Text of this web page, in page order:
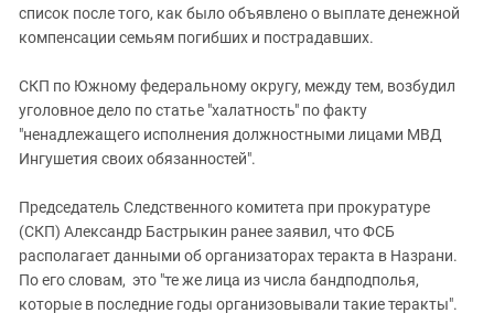
список после того, как было объявлено о выплате денежной
компенсации семьям погибших и пострадавших.
СКП по Южному федеральному округу, между тем, возбудил
уголовное дело по статье "халатность" по факту
"ненадлежащего исполнения должностными лицами МВД
Ингушетия своих обязанностей".
Председатель Следственного комитета при прокуратуре
(СКП) Александр Бастрыкин ранее заявил, что ФСБ
располагает данными об организаторах теракта в Назрани.
По его словам, это "те же лица из числа бандподполья,
которые в последние годы организовывали такие теракты".